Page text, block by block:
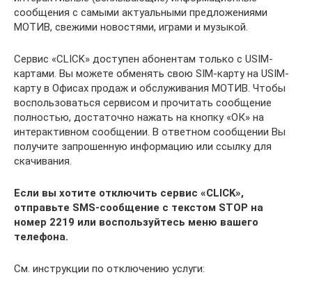
сообщения с самыми актуальными предложениями
МОТИВ, свежими новостями, играми и музыкой.
Сервис «CLICK» доступен абонентам только с USIM-
картами. Вы можете обменять свою SIM-карту на USIM-
карту в Офисах продаж и обслуживания МОТИВ. Чтобы
воспользоваться сервисом и прочитать сообщение
полностью, достаточно нажать на кнопку «ОК» на
интерактивном сообщении. В ответном сообщении Вы
получите запрошенную информацию или ссылку для
скачивания.
Если вы хотите отключить сервис «CLICK»,
отправьте SMS-сообщение с текстом STOP на
номер 2219 или воспользуйтесь меню вашего
телефона.
См. инструкции по отключению услуги: